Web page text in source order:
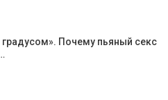
Почему пьяный секс